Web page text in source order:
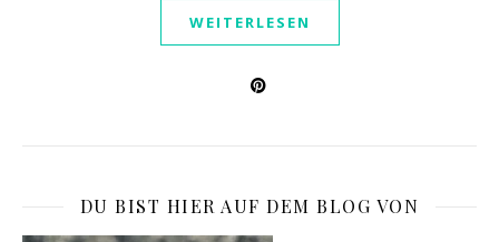
WEITERLESEN
DU BIST HIER AUF DEM BLOG VON